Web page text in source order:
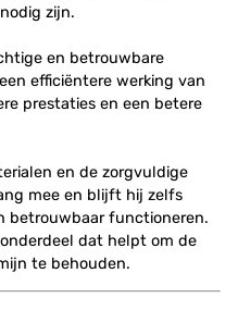
zijn.
en betrouwbare
efficiëntere werking van
prestaties en een betere
en de zorgvuldige
mee en blijft hij zelfs
betrouwbaar functioneren.
dat helpt om de
te behouden.